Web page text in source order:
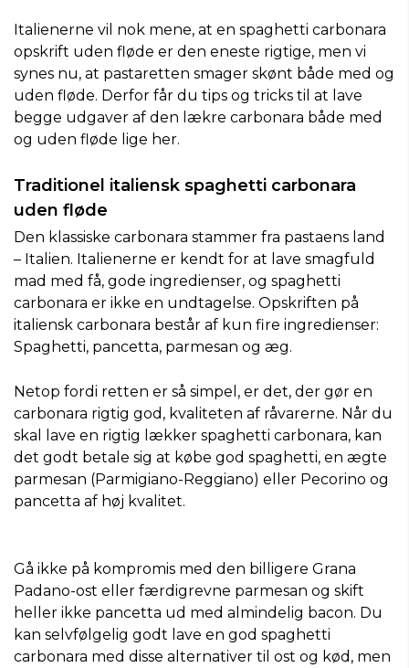
Italienerne vil nok mene, at en spaghetti carbonara
opskrift uden fløde er den eneste rigtige, men vi
synes nu, at pastaretten smager skønt både med og
uden fløde. Derfor får du tips og tricks til at lave
begge udgaver af den lækre carbonara både med
og uden fløde lige her.
Traditionel italiensk spaghetti carbonara
uden fløde
Den klassiske carbonara stammer fra pastaens land
– Italien. Italienerne er kendt for at lave smagfuld
mad med få, gode ingredienser, og spaghetti
carbonara er ikke en undtagelse. Opskriften på
italiensk carbonara består af kun fire ingredienser:
Spaghetti, pancetta, parmesan og æg.
Netop fordi retten er så simpel, er det, der gør en
carbonara rigtig god, kvaliteten af råvarerne. Når du
skal lave en rigtig lækker spaghetti carbonara, kan
det godt betale sig at købe god spaghetti, en ægte
parmesan (Parmigiano-Reggiano) eller Pecorino og
pancetta af høj kvalitet.
Gå ikke på kompromis med den billigere Grana
Padano-ost eller færdigrevne parmesan og skift
heller ikke pancetta ud med almindelig bacon. Du
kan selvfølgelig godt lave en god spaghetti
carbonara med disse alternativer til ost og kød, men